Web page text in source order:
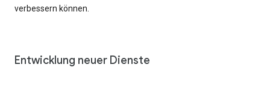
verbessern können.
Entwicklung neuer Dienste